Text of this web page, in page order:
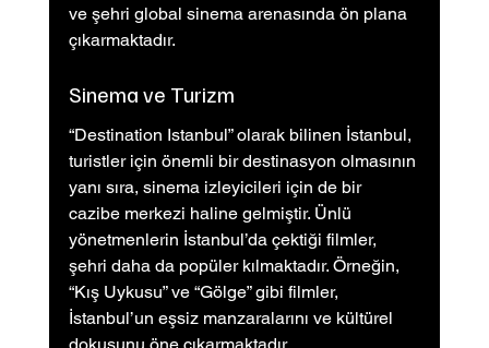
ve şehri global sinema arenasında ön plana
çıkarmaktadır.
Sinema ve Turizm
“Destination Istanbul” olarak bilinen İstanbul,
turistler için önemli bir destinasyon olmasının
yanı sıra, sinema izleyicileri için de bir
cazibe merkezi haline gelmiştir. Ünlü
yönetmenlerin İstanbul’da çektiği filmler,
şehri daha da popüler kılmaktadır. Örneğin,
“Kış Uykusu” ve “Gölge” gibi filmler,
İstanbul’un eşsiz manzaralarını ve kültürel